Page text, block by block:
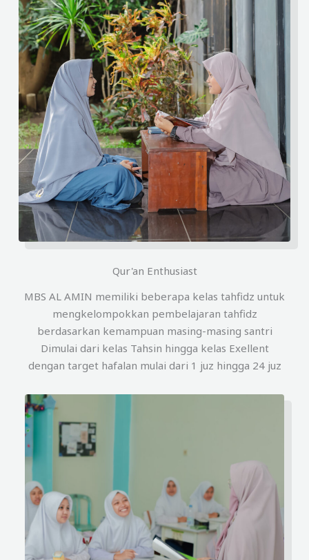
Qur'an Enthusiast
MBS AL AMIN memiliki beberapa kelas tahfidz untuk
mengkelompokkan pembelajaran tahfidz
berdasarkan kemampuan masing-masing santri
Dimulai dari kelas Tahsin hingga kelas Exellent
dengan target hafalan mulai dari 1 juz hingga 24 juz